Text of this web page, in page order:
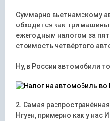
Суммарно вьетнамскому
обходится как три машины
ежегодным налогом за
стоимость четвёртого
Ну, в России автомобили
2. Самая
Нгуен, примерно как у нас